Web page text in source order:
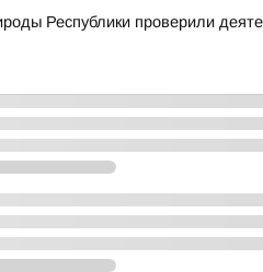
Республики проверили